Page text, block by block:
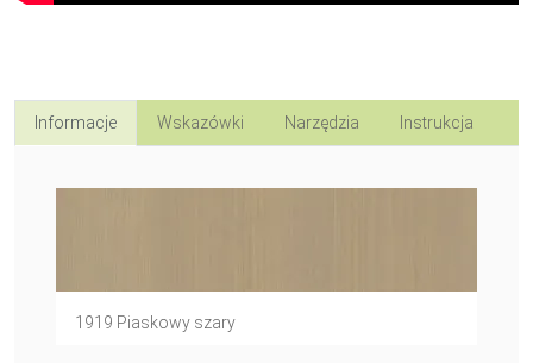
Informacje Wskazówki Narzędzia Instrukcja
1919 Piaskowy szary